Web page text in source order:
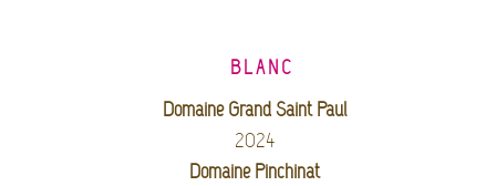
BLANC
Domaine Grand Saint Paul
2024
Domaine Pinchinat